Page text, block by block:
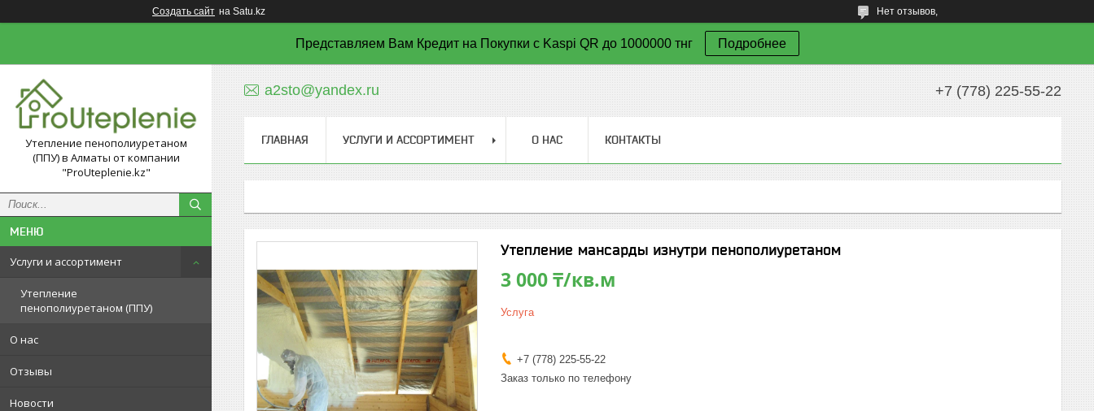
Создать сайт на Satu.kz Нет отзывов,
Представляем Вам Кредит на Покупки с Kaspi QR до 1000000 тнг Подробнее
Утепление пенополиуретаном
(ППУ) в Алматы от компании
"ProUteplenie.kz"
Услуги и ассортимент
Утепление
пенополиуретаном (ППУ)
О нас
Отзывы
Новости
a2sto@yandex.ru +7 (778) 225-55-22
ГЛАВНАЯ УСЛУГИ И АССОРТИМЕНТ О НАС КОНТАКТЫ
Утепление мансарды изнутри пенополиуретаном
3 000 ₸/кв.м
Услуга
+7 (778) 225-55-22
Заказ только по телефону